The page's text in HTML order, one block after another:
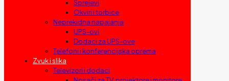
Sprejevi
Okviri i torbice
Neprekidna napajanja
UPS-ovi
Dodaci za UPS-ove
Telefoni i konferencijska oprema
Zvuk i slika
Televizori i dodaci